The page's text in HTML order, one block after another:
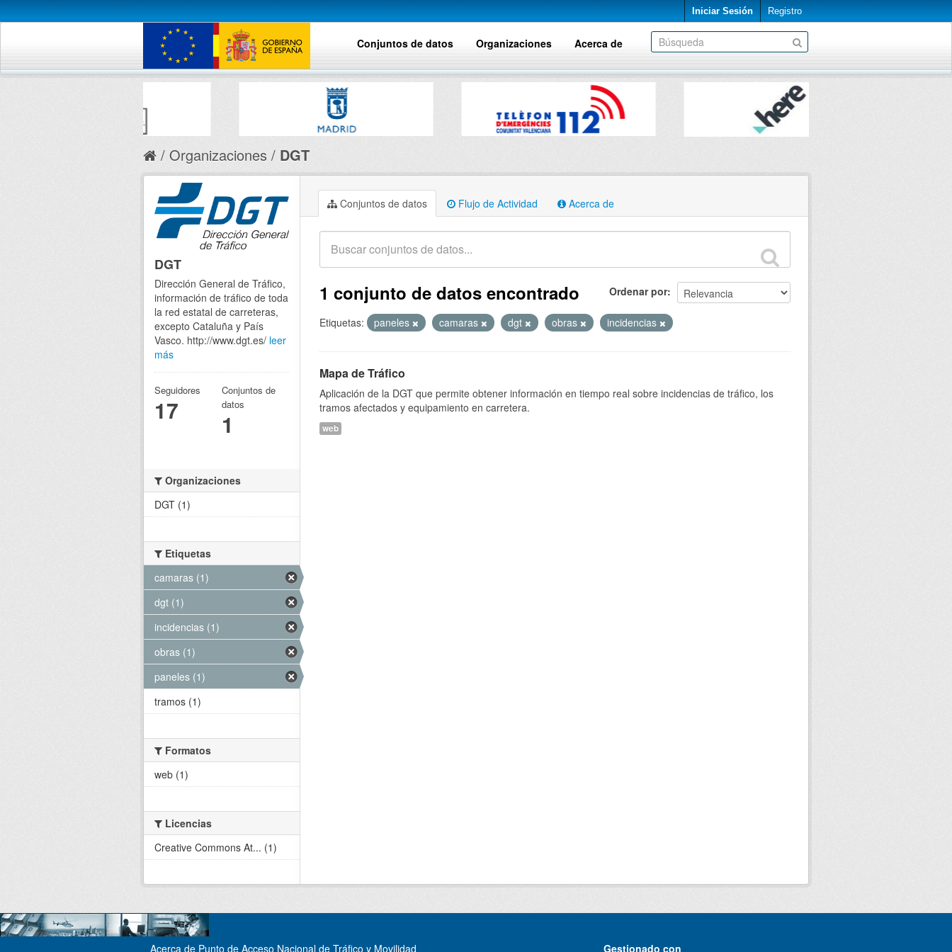
Iniciar Sesión Registro
Conjuntos de datos Organizaciones Acerca de
Organizaciones DGT
Conjuntos de datos Flujo de Actividad Acerca de
Ordenar por
1 conjunto de datos encontrado
Etiquetas: paneles camaras dgt obras incidencias
Mapa de Tráfico
Aplicación de la DGT que permite obtener información en tiempo real sobre incidencias de tráfico, los
tramos afectados y equipamiento en carretera.
web
DGT
Dirección General de Tráfico,
información de tráfico de toda
la red estatal de carreteras,
excepto Cataluña y País
Vasco. http://www.dgt.es/ leer
más
Seguidores
17
Conjuntos de
datos
1
Organizaciones
DGT (1)
Etiquetas
camaras (1)
dgt (1)
incidencias (1)
obras (1)
paneles (1)
tramos (1)
Formatos
web (1)
Licencias
Creative Commons At... (1)
Acerca de Punto de Acceso Nacional de Tráfico y Movilidad Gestionado con